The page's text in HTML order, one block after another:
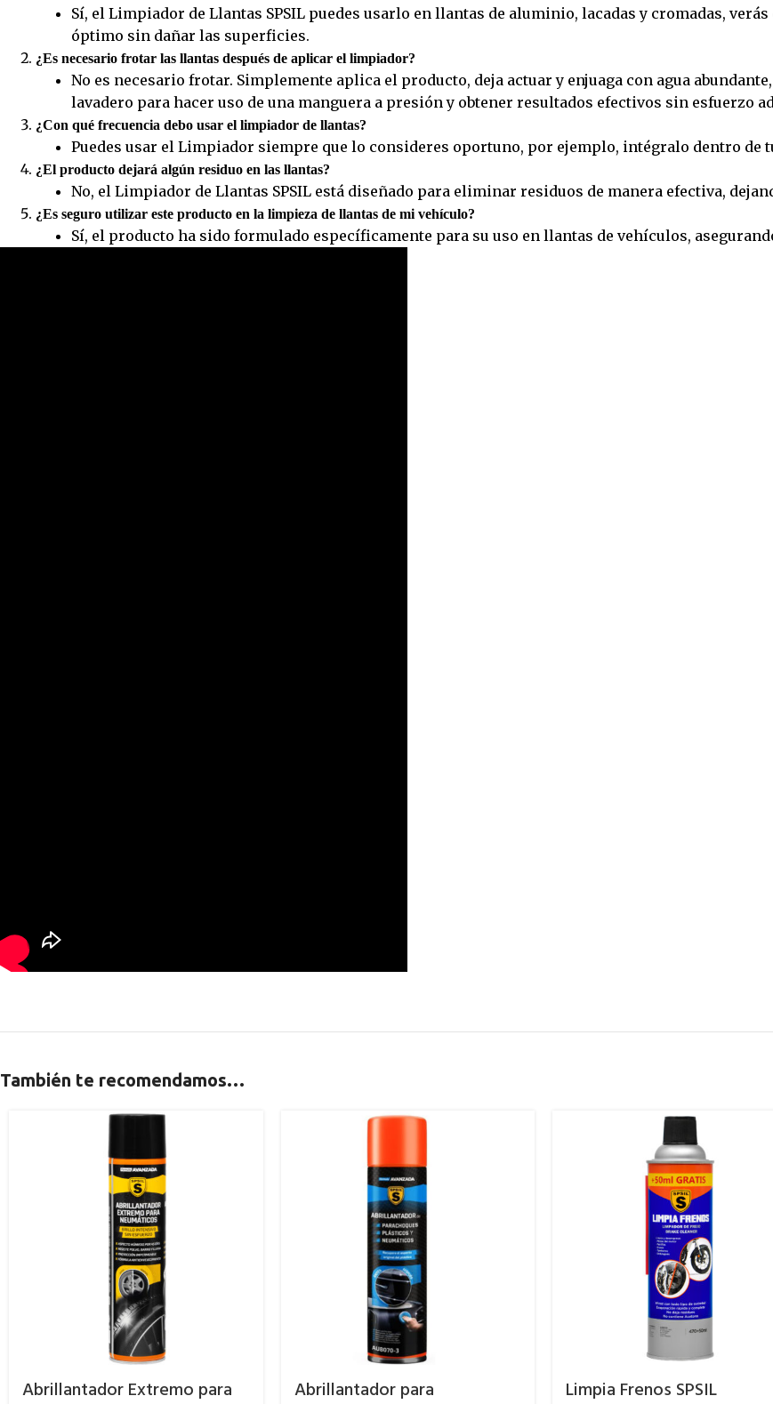
Sí, el Limpiador de Llantas SPSIL puedes usarlo en llantas de aluminio, lacadas y cromadas,
óptimo sin dañar las superficies.
¿Es necesario frotar las llantas después de aplicar el limpiador?
No es necesario frotar. Simplemente aplica el producto, deja actuar y enjuaga con agua
lavadero para hacer uso de una manguera a presión y obtener resultados efectivos sin esfuerzo
¿Con qué frecuencia debo usar el limpiador de llantas?
Puedes usar el Limpiador siempre que lo consideres oportuno, por ejemplo, intégralo dentro de
¿El producto dejará algún residuo en las llantas?
No, el Limpiador de Llantas SPSIL está diseñado para eliminar residuos de manera efectiva,
¿Es seguro utilizar este producto en la limpieza de llantas de mi vehículo?
Sí, el producto ha sido formulado específicamente para su uso en llantas de vehículos,
También te recomendamos…
Abrillantador Extremo para
Abrillantador para
Limpia Frenos SPSIL